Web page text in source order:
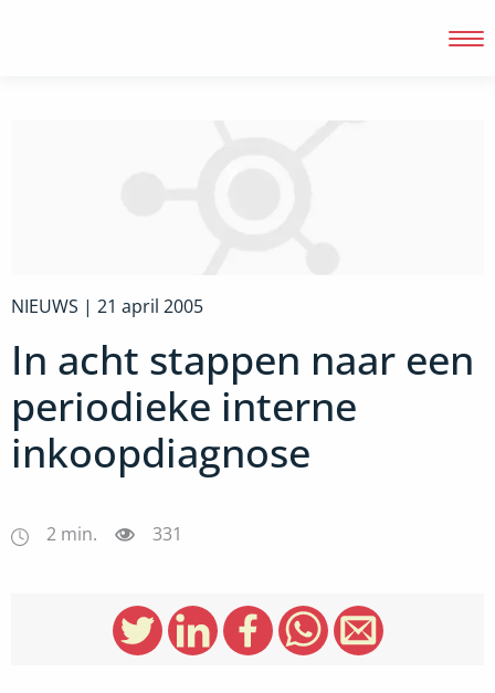
NIEUWS | 21 april 2005
In acht stappen naar een
periodieke interne
inkoopdiagnose
2 min. 331